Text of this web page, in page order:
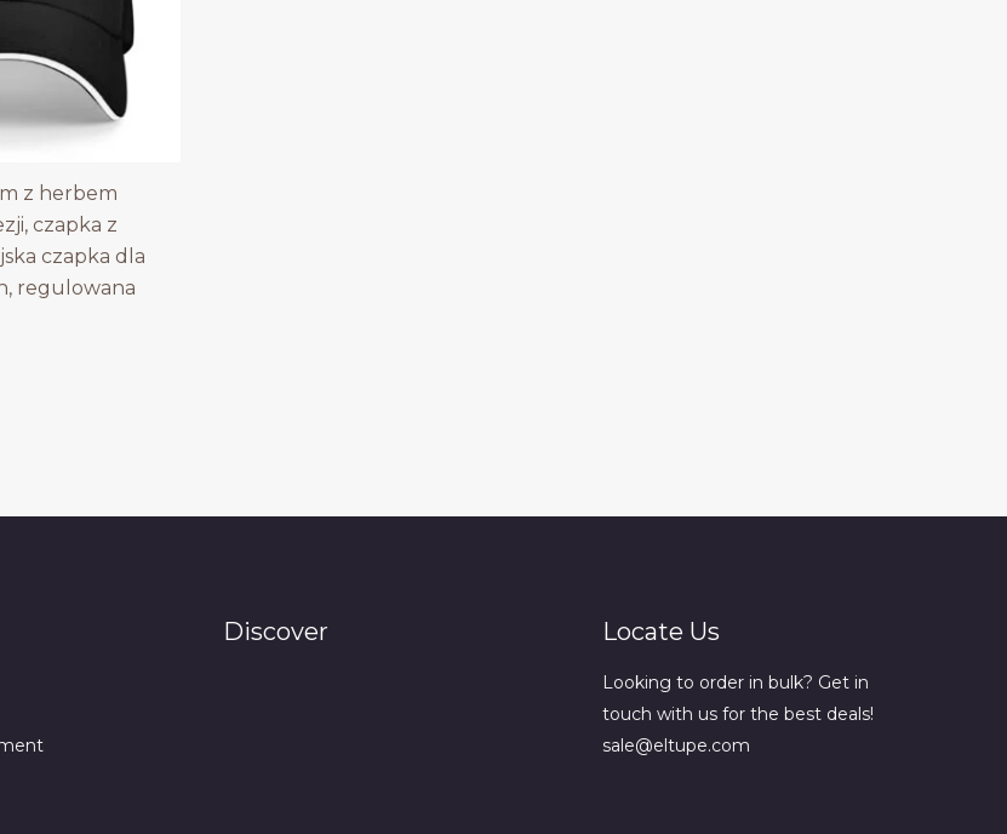
z herbem
czapka z
czapka dla
regulowana
Discover Locate Us
Looking to order in bulk? Get in
touch with us for the best deals!
sale@eltupe.com